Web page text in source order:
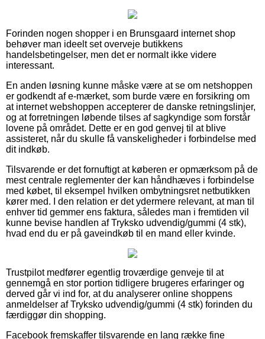
Forinden nogen shopper i en Brunsgaard internet shop
behøver man ideelt set overveje butikkens
handelsbetingelser, men det er normalt ikke videre
interessant.
En anden løsning kunne måske være at se om netshoppen
er godkendt af e-mærket, som burde være en forsikring om
at internet webshoppen accepterer de danske retningslinjer,
og at forretningen løbende tilses af sagkyndige som forstår
lovene på området. Dette er en god genvej til at blive
assisteret, når du skulle få vanskeligheder i forbindelse med
dit indkøb.
Tilsvarende er det fornuftigt at køberen er opmærksom på de
mest centrale reglementer der kan håndhæves i forbindelse
med købet, til eksempel hvilken ombytningsret netbutikken
kører med. I den relation er det ydermere relevant, at man til
enhver tid gemmer ens faktura, således man i fremtiden vil
kunne bevise handlen af Tryksko udvendig/gummi (4 stk),
hvad end du er på gaveindkøb til en mand eller kvinde.
Trustpilot medfører egentlig troværdige genveje til at
gennemgå en stor portion tidligere brugeres erfaringer og
derved går vi ind for, at du analyserer online shoppens
anmeldelser af Tryksko udvendig/gummi (4 stk) forinden du
færdiggør din shopping.
Facebook fremskaffer tilsvarende en lang række fine